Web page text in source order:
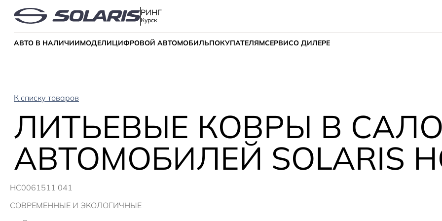
РИНГ
Курск
АВТО В НАЛИЧИИМОДЕЛИЦИФРОВОЙ АВТОМОБИЛЬПОКУПАТЕЛЯМСЕРВИСО ДИЛЕРЕ
К списку товаров
ЛИТЬЕВЫЕ КОВРЫ В
АВТОМОБИЛЕЙ SOLARIS
HC0061511 041
СОВРЕМЕННЫЕ И ЭКОЛОГИЧНЫЕ